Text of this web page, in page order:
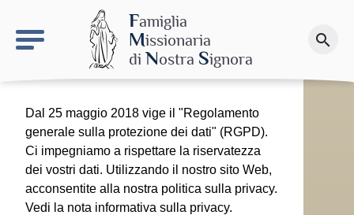
Famiglia
Missionaria
diNostra Signora
search
Fai una donazione
Dal 25 maggio 2018 vige il "Regolamento
generale sulla protezione dei dati" (RGPD).
Ci impegniamo a rispettare la riservatezza
dei vostri dati. Utilizzando il nostro sito Web,
acconsentite alla nostra politica sulla privacy.
Vedi la nota informativa sulla privacy.